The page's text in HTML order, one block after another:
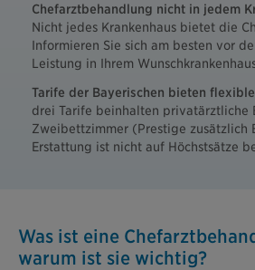
Chefarztbehandlung nicht in jedem
Nicht jedes Krankenhaus bietet die
Informieren Sie sich am besten vor
Leistung in Ihrem
Tarife der Bayerischen bieten
drei Tarife beinhalten privatärztliche
Zweibettzimmer (Prestige zusätzlich
Erstattung ist nicht auf Höchstsätze
Was ist eine
warum ist sie wichtig?